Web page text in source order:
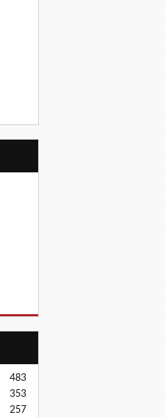
483
353
257